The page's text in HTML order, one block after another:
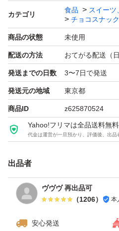
カテゴリ
食品 スイーツ
チョコスナッ
商品の状態 未使用
配送の方法 おてがる配送（
発送までの日数 3〜7日で発送
発送元の地域 東京都
商品ID z625870524
Yahoo!フリマは全品送料無
代金は運営が一旦預かり、評価後、出品
出品者
ヴヴヴ 再出品可
（1206） 本
安心発送